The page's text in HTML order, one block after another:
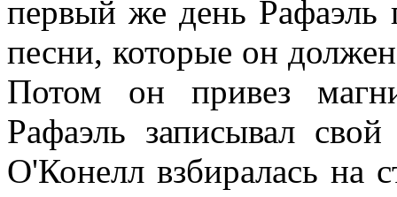
первый же день Рафаэль
песни, которые он
Потом он привез
Рафаэль записывал
О'Конелл взбиралась на